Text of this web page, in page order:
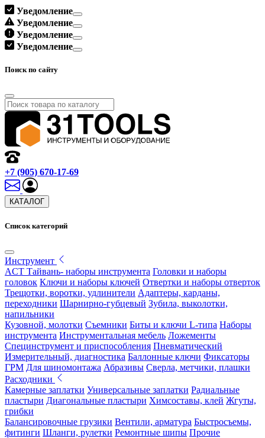
Уведомление
Уведомление
Уведомление
Уведомление
Поиск по сайту
+7 (905) 670-17-69
КАТАЛОГ
Список категорий
Инструмент
ACT Тайвань- наборы инструмента Головки и наборы
головок Ключи и наборы ключей Отвертки и наборы отверток
Трещотки, воротки, удлинители Адаптеры, карданы,
переходники Шарнирно-губцевый Зубила, выколотки,
напильники
Кузовной, молотки Съемники Биты и ключи L-типа Наборы
инструмента Инструментальная мебель Ложементы
Специнструмент и приспособления Пневматический
Измерительный, диагностика Баллонные ключи Фиксаторы
ГРМ Для шиномонтажа Абразивы Сверла, метчики, плашки
Расходники
Камерные заплатки Универсальные заплатки Радиальные
пластыри Диагональные пластыри Химсоставы, клей Жгуты,
грибки
Балансировочные грузики Вентили, арматура Быстросъемы,
фитинги Шланги, рулетки Ремонтные шипы Прочие